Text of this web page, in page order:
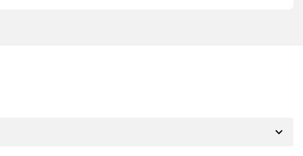
expand_more